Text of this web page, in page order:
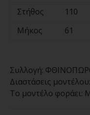
Στήθος
110
Μήκος
61
Συλλογή:
Διαστάσεις μοντέλου:
Το μοντέλο φοράει: